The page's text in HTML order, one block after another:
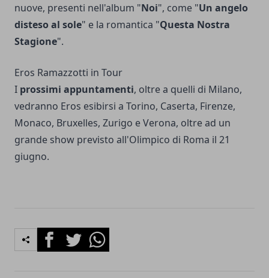
nuove, presenti nell'album "Noi", come "Un angelo
disteso al sole" e la romantica "Questa Nostra
Stagione".
Eros Ramazzotti in Tour
I prossimi appuntamenti, oltre a quelli di Milano,
vedranno Eros esibirsi a Torino, Caserta, Firenze,
Monaco, Bruxelles, Zurigo e Verona, oltre ad un
grande show previsto all'Olimpico di Roma il 21
giugno.
FacebookTwitterWhatsapp